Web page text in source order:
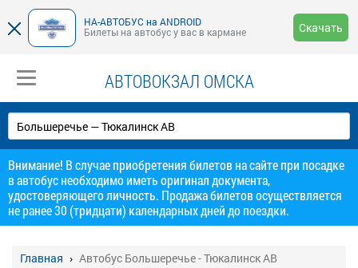
НА-АВТОБУС на ANDROID
Билеты на автобус у вас в кармане
Скачать
АВТОВОКЗАЛ ОМСКА
Внимание! В случае приобретения билетов на сайте при посадке
в автобус необходимо иметь оригинал документа,
удостоверяющего личность. Продажа билетов осуществляется
не ранее 30 (тридцати) календарных дней до поездки.
Главная Автобус Большеречье - Тюкалинск АВ